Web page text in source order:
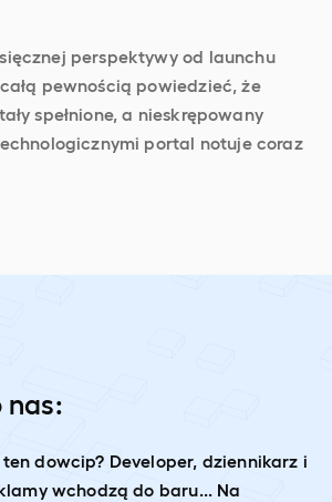
perspektywy od launchu
pewnością powiedzieć, że
spełnione, a nieskrępowany
portal notuje coraz
nas:
ten dowcip? Developer, dziennikarz i
wchodzą do baru... Na